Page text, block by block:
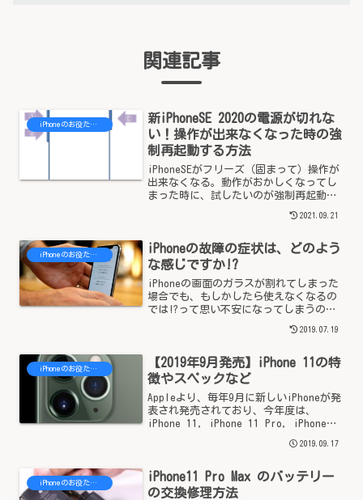
関連記事
iPhoneのお役たち情報
新iPhoneSE 2020の電源が切れな
い！操作が出来なくなった時の強
制再起動する方法
iPhoneSEがフリーズ（固まって）操作が
出来なくなる。動作がおかしくなってし
まった時に、試したいのが強制再起動に
源が切りたいのだけど、どうすればいい
は、簡単...
2021.09.21
iPhoneのお役たち情報
iPhoneの故障の症状は、どのよう
な感じですか!?
iPhoneの画面のガラスが割れてしまった
場合でも、もしかしたら使えなくなるの
では!?って思い不安になってしまうのは
れてしまったり、充電しても直ぐに電池
た故障の症状に合...
2019.07.19
iPhoneのお役たち情報
【2019年9月発売】iPhone 11の特
徴やスペックなど
Appleより、毎年9月に新しいiPhoneが発
表され発売されており、今年度は、
iPhone 11, iPhone 11 Pro, iPhone
は、iPhone 11 についての性能（スペッ
2019.09.17
iPhoneのお役たち情報
iPhone11 Pro Max のバッテリー
の交換修理方法